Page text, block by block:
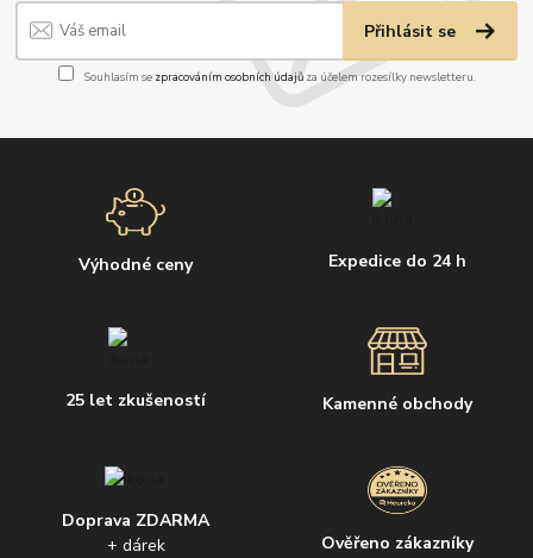
Přihlásit se
Souhlasím se zpracováním osobních údajůza účelem rozesílky newsletteru.
Výhodné ceny Expedice do 24 h
25 let zkušeností Kamenné obchody
Doprava ZDARMA
+ dárek
Ověřeno zákazníky